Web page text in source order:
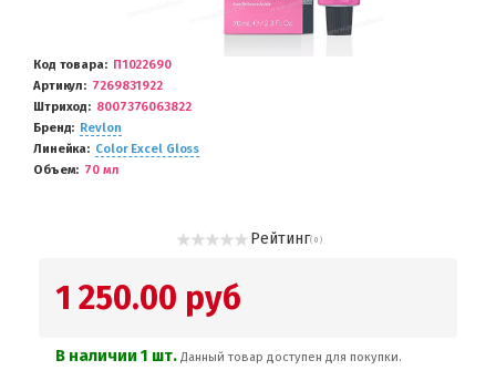
Код товара
П1022690
Артикул
7269831922
Штриход
8007376063822
Бренд
Revlon
Линейка
Color Excel Gloss
Объем
70 мл
Рейтинг( 0 )
1 250.00 руб
В наличии 1 шт. Данный товар доступен для покупки.